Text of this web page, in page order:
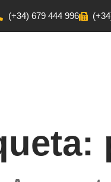
(+34) 679 444 996